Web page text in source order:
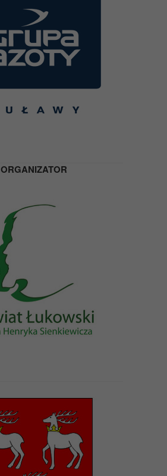
ORGANIZATOR